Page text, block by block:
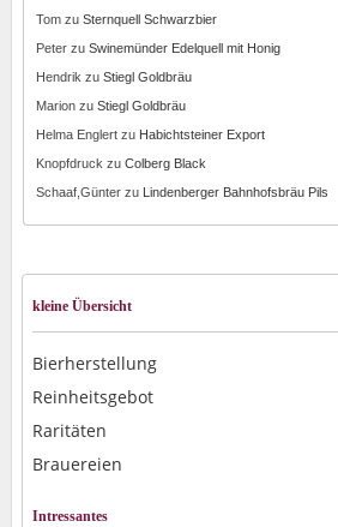
Tomzu Sternquell Schwarzbier
Peterzu Swinemünder Edelquell mit Honig
Hendrik zu Stiegl Goldbräu
Marionzu Stiegl Goldbräu
Helma Englertzu Habichtsteiner Export
Knopfdruck zu Colberg Black
Schaaf,Günterzu Lindenberger Bahnhofsbräu Pils
kleine Übersicht
Bierherstellung
Reinheitsgebot
Raritäten
Brauereien
Intressantes